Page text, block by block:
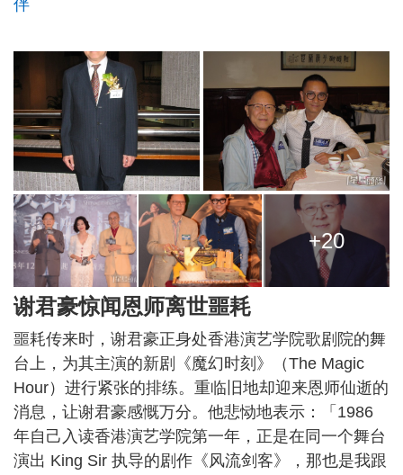
伴
+20
谢君豪惊闻恩师离世噩耗
噩耗传来时，谢君豪正身处香港演艺学院歌剧院的舞
台上，为其主演的新剧《魔幻时刻》（The Magic
Hour）进行紧张的排练。重临旧地却迎来恩师仙逝的
消息，让谢君豪感慨万分。他悲恸地表示：「1986
年自己入读香港演艺学院第一年，正是在同一个舞台
演出 King Sir 执导的剧作《风流剑客》，那也是我跟